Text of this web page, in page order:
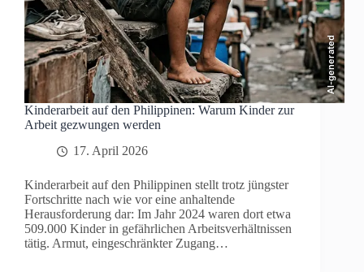
AI-generated
Kinderarbeit auf den Philippinen: Warum Kinder zur
Arbeit gezwungen werden
17. April 2026
Kinderarbeit auf den Philippinen stellt trotz jüngster
Fortschritte nach wie vor eine anhaltende
Herausforderung dar: Im Jahr 2024 waren dort etwa
509.000 Kinder in gefährlichen Arbeitsverhältnissen
tätig. Armut, eingeschränkter Zugang…